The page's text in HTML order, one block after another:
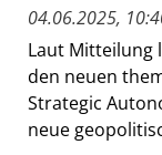
04.06.2025,
Laut Mitteilung
den neuen
Strategic
neue